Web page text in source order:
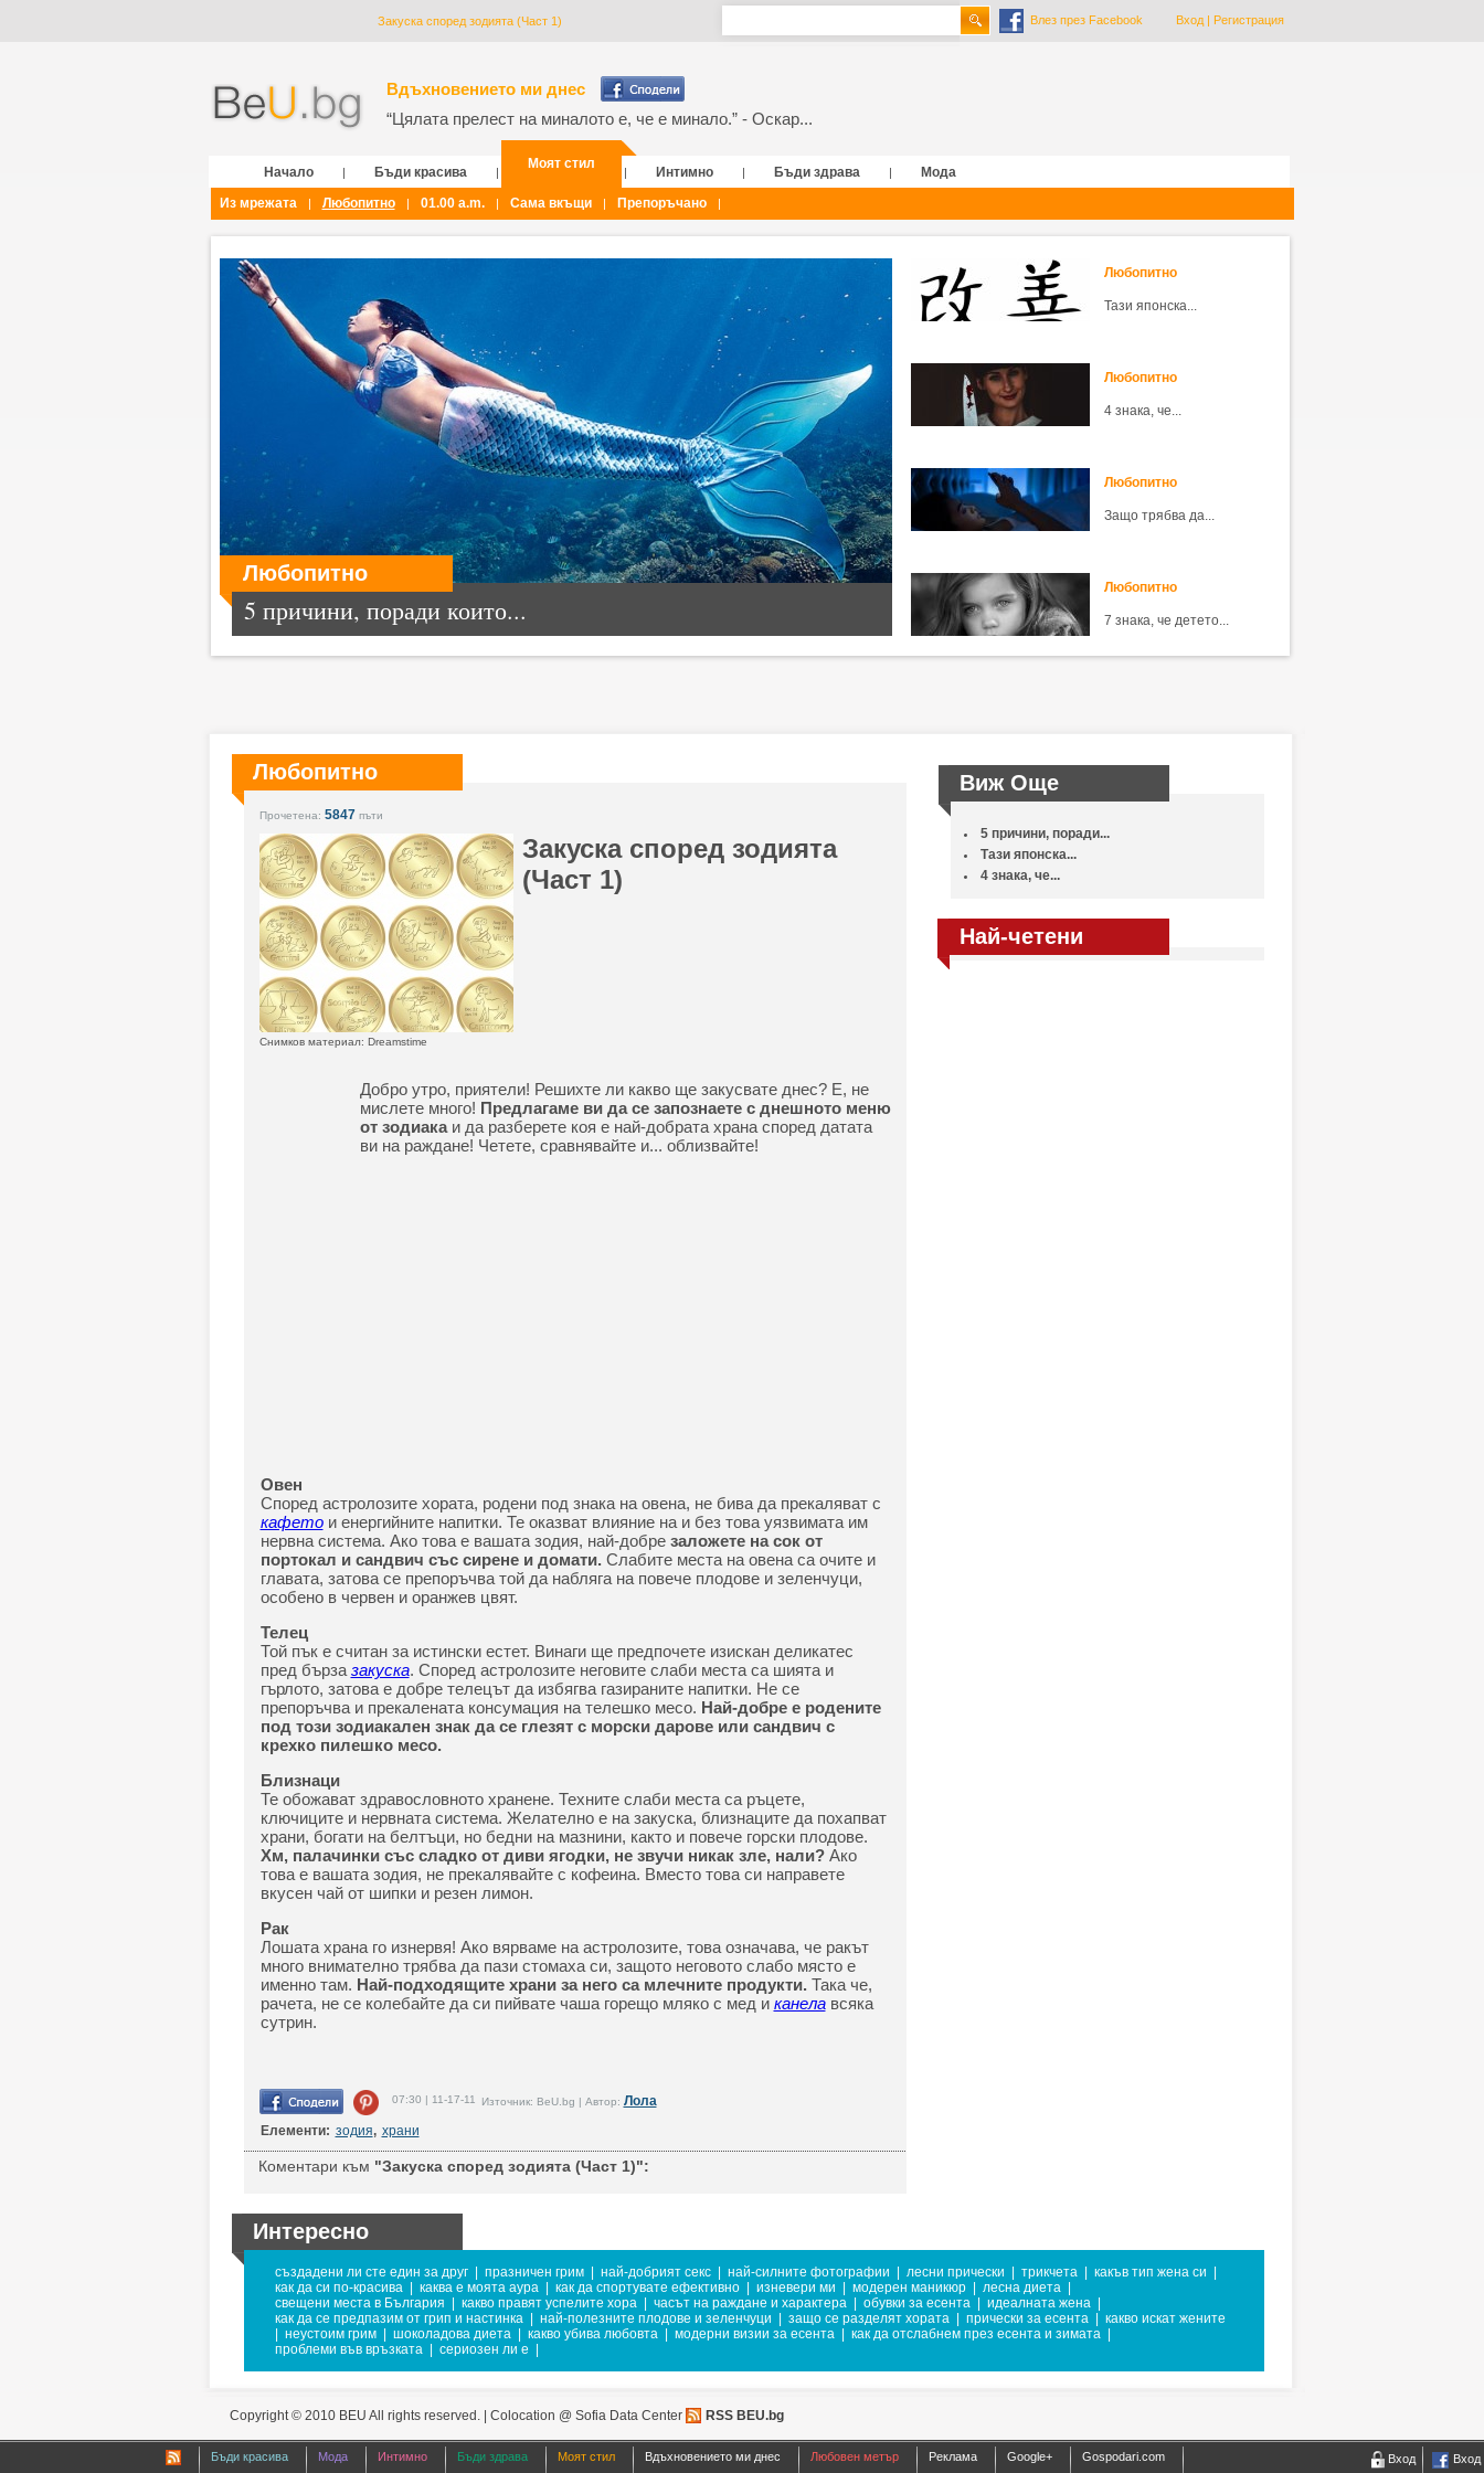
Закуска според зодията (Част 1) Влез през Facebook Вход| Регистрация
Вдъхновението ми днес
“Цялата прелест на миналото е, че е минало.” - Оскар...
Начало | Бъди красива |
Моят стил
| Интимно | Бъди здрава |
Мода
Из мрежата
| Любопитно | 01.00 a.m. | Сама вкъщи | Препоръчано |
Любопитно
5 причини, поради които...
Любопитно
Тази японска...
Любопитно
4 знака, че...
Любопитно
Защо трябва да...
Любопитно
7 знака, че детето...
Любопитно
Прочетена: 5847 пъти
Закуска според зодията
(Част 1)
Снимков материал: Dreamstime
Добро утро, приятели! Решихте ли какво ще закусвате днес? Е, не
мислете много! Предлагаме ви да се запознаете с днешното меню
от зодиака и да разберете коя е най-добрата храна според датата
ви на раждане! Четете, сравнявайте и... облизвайте!
Овен
Според астролозите хората, родени под знака на овена, не бива да прекаляват с
кафетои енергийните напитки. Те оказват влияние на и без това уязвимата им
нервна система. Ако това е вашата зодия, най-добре заложете на сок от
портокал и сандвич със сирене и домати. Слабите места на овена са очите и
главата, затова се препоръчва той да набляга на повече плодове и зеленчуци,
особено в червен и оранжев цвят.
Телец
Той пък е считан за истински естет. Винаги ще предпочете изискан деликатес
пред бърза закуска. Според астролозите неговите слаби места са шията и
гърлото, затова е добре телецът да избягва газираните напитки. Не се
препоръчва и прекалената консумация на телешко месо. Най-добре е родените
под този зодиакален знак да се глезят с морски дарове или сандвич с
крехко пилешко месо.
Близнаци
Те обожават здравословното хранене. Техните слаби места са ръцете,
ключиците и нервната система. Желателно е на закуска, близнаците да похапват
храни, богати на белтъци, но бедни на мазнини, както и повече горски плодове.
Хм, палачинки със сладко от диви ягодки, не звучи никак зле, нали?Ако
това е вашата зодия, не прекалявайте с кофеина. Вместо това си направете
вкусен чай от шипки и резен лимон.
Рак
Лошата храна го изнервя! Ако вярваме на астролозите, това означава, че ракът
много внимателно трябва да пази стомаха си, защото неговото слабо място е
именно там. Най-подходящите храни за него са млечните продукти. Така че,
рачета, не се колебайте да си пийвате чаша горещо мляко с мед и канелавсяка
сутрин.
07:30 | 11-17-11 Източник: BeU.bg | Автор: Лола
Елементи: зодия, храни
Коментари към "Закуска според зодията (Част 1)":
Виж Още
5 причини, поради...
Тази японска...
4 знака, че...
Най-четени
Интересно
създадени ли сте един за друг празничен грим най-добрият секс най-силните фотографии лесни прически трикчета какъв тип жена си
как да си по-красива
каква е моята аура как да спортувате ефективно изневери ми модерен маникюр лесна диета
свещени места в България
какво правят успелите хора часът на раждане и характера обувки за есента идеалната жена
как да се предпазим от грип и настинка
най-полезните плодове и зеленчуци защо се разделят хората прически за есента
какво искат жените
неустоим грим шоколадова диета какво убива любовта модерни визии за есента как да отслабнем през есента и зимата
проблеми във връзката
сериозен ли е
Copyright © 2010 BEU All rights reserved. | Colocation @ Sofia Data Center RSS BEU.bg
Бъди красива Мода Интимно Бъди здрава Моят стил Вдъхновението ми днес Любовен метър Реклама Google+ Gospodari.com Вход Вход